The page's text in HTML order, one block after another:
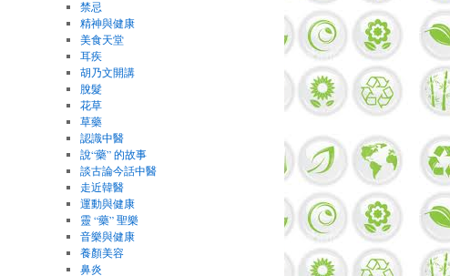
禁忌
精神與健康
美食天堂
耳疾
胡乃文開講
脫髮
花草
草藥
認識中醫
說“藥” 的故事
談古論今話中醫
走近韓醫
運動與健康
靈 “藥” 聖樂
音樂與健康
養顏美容
鼻炎